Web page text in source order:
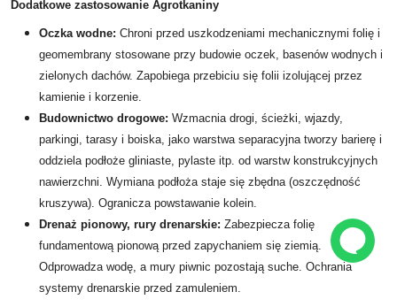
Dodatkowe zastosowanie Agrotkaniny
Oczka wodne: Chroni przed uszkodzeniami mechanicznymi folię i
geomembrany stosowane przy budowie oczek, basenów wodnych i
zielonych dachów. Zapobiega przebiciu się folii izolującej przez
kamienie i korzenie.
Budownictwo drogowe: Wzmacnia drogi, ścieżki, wjazdy,
parkingi, tarasy i boiska, jako warstwa separacyjna tworzy barierę i
oddziela podłoże gliniaste, pylaste itp. od warstw konstrukcyjnych
nawierzchni. Wymiana podłoża staje się zbędna (oszczędność
kruszywa). Ogranicza powstawanie kolein.
Drenaż pionowy, rury drenarskie: Zabezpiecza folię
fundamentową pionową przed zapychaniem się ziemią.
Odprowadza wodę, a mury piwnic pozostają suche. Ochrania
systemy drenarskie przed zamuleniem.